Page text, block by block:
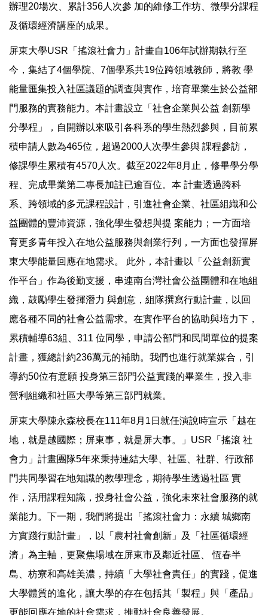
辦理20場次、累計356人次參 加的維修工作坊、微學分課程
及循環經濟講座的成果。
屏東大學USR「搖滾社會力」計畫自106年試辦期執行至
今，集結了4個學院、7個學系共19位跨領域教師，將教 學
能量匯集投入社區議題的調查與實作，培育畢業生於公益部
門服務的實務能力。本計畫設立「社會企業與公益 創新學
分學程」，自開辦以來吸引各科系的學生熱烈參與，目前累
積申請人數為465位，超過2000人次學生參與 課程參訪，
修課學生累積有4570人次。截至2022年8月止，修畢學分學
程、完成畢業第二專長加註已逾百位。本 計畫透過跨科
系、跨領域的多元課程設計，引進社會企業、社區組織和公
益團體的豐沛資源，強化學生發想與提 案能力；一方面培
育更多青年投入在地公益服務與創業行列，一方面也發揮屏
東大學能量回應在地需求。 此外，本計畫以「公益創新實
作平台」作為後勤支援，串連南台灣社會公益團體和在地組
織，鼓勵學生發揮潛力 與創意，組隊撰寫行動計畫，以回
應各種不同的社會公益需求。在實作平台的協助與培力下，
累積輔導63組、311 位同學，申請公部門和民間單位的提案
計畫，獲總計約236萬元的補助。我們也進行就業媒合，引
導約50位有意願 投身第三部門公益實踐的畢業生，投入非
營利組織和社區大學等第三部門就業。
屏東大學陳永森校長在111年8月1日就任演說時宣示「越在
地，就是越國際；屏東事，就是屏大事。」USR「搖滾 社
會力」計畫團隊5年來秉持連結大學、社區、社群、行政部
門共同學習在地知識的教學理念，期待學生透過社區 實
作，活用課程知識，投身社會公益，強化未來社會服務的就
業能力。下一期，我們將提出「搖滾社會力：永續 城鄉南
方實踐行動計畫」，以「農村社會創新」及「社區循環經
濟」為主軸，更聚焦場域在屏東市及鄰近社區、 恆春半
島、枋寮和高雄美濃，持續「大學社會責任」的實踐，促進
大學體質的進化，讓大學的存在包括其「製程」與「產品」
更能回應在地的社會需求，推動社會良善發展。